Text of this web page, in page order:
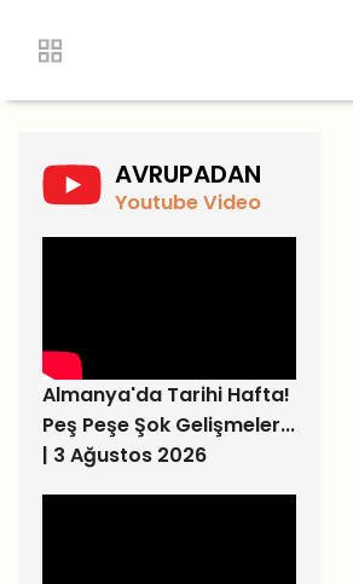
AVRUPADAN
Youtube Video
Almanya'da Tarihi Hafta!
Peş Peşe Şok Gelişmeler...
| 3 Ağustos 2026